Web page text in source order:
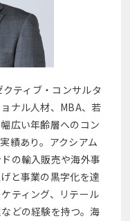
ティブ・コンサルタ
ナル人材、MBA、若
広い年齢層へのコン
績あり。アクシアム
の輸入販売や海外事
と事業の黒字化を達
ティング、リテール
どの経験を持つ。海